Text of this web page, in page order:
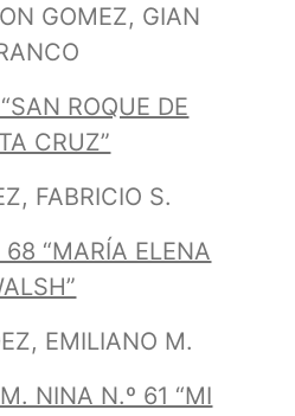
GOMEZ, GIAN
ROQUE DE
CRUZ”
FABRICIO S.
“MARÍA ELENA
EMILIANO M.
NINA N.º 61 “MI